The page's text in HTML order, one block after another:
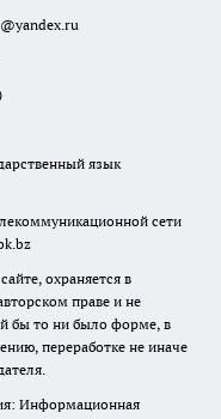
язык
сети
охраняется в
праве и не
бы то ни было форме, в
переработке не иначе
Информационная